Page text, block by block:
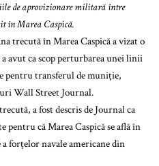
de aprovizionare militară între
în Marea Caspică.
trecută în Marea Caspică a vizat o
avut ca scop perturbarea unei linii
pentru transferul de muniție,
Wall Street Journal.
a fost descris de Journal ca
că Marea Caspică se află în
forțelor navale americane din